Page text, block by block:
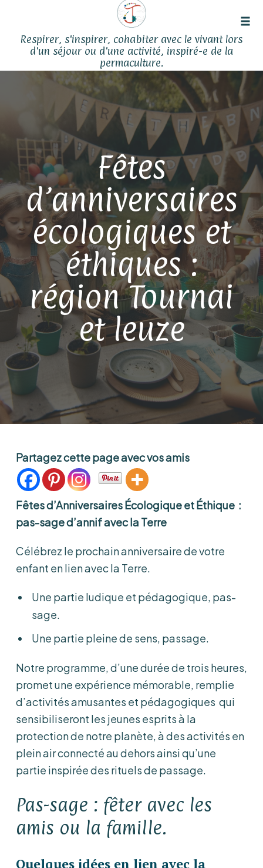
Respirer, s'inspirer, cohabiter avec le vivant lors
d'un séjour ou d'une activité, inspiré-e de la
permaculture.
Fêtes
d’anniversaires
écologiques et
éthiques :
région Tournai
et leuze
Partagez cette page avec vos amis
Fêtes d’Anniversaires Écologique et Éthique :
pas-sage d’annif avec la Terre
Célébrez le prochain anniversaire de votre
enfant en lien avec la Terre.
Une partie ludique et pédagogique, pas-
sage.
Une partie pleine de sens, passage.
Notre programme, d’une durée de trois heures,
promet une expérience mémorable, remplie
d’activités amusantes et pédagogiques qui
sensibiliseront les jeunes esprits à la
protection de notre planète, à des activités en
plein air connecté au dehors ainsi qu’une
partie inspirée des rituels de passage.
Pas-sage : fêter avec les
amis ou la famille.
Quelques idées en lien avec la